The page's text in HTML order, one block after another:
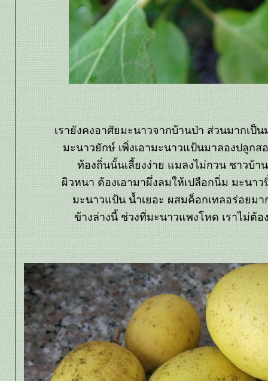
เรายังคงอาศัยมะนาวจากบ้านป่า ส่วนมากเป็
มะนาวยักษ์ เพิ่งเอามะนาวแป้นมาลองปลูกส
ท้องถิ่นนั้นเลี้ยงง่าย แมลงไม่กวน ชาวบ้า
ผิวหนา ต้องเอามาผึ่งลมให้เปลือกนิ่ม มะนาว
มะนาวแป้น น้ำเยอะ ผสมค็อกเทลอร่อยม
ข้างล่างนี้ ช่วงที่มะนาวแพงโหด เราไม่ต้